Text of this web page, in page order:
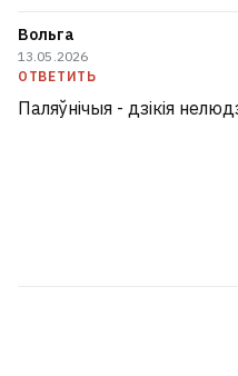
Вольга
13.05.2026
ОТВЕТИТЬ
Паляўнічыя - дзікія